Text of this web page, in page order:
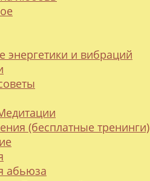
и вибраций
(бесплатные тренинги)
абьюза